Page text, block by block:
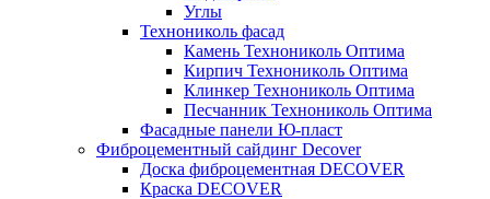
Углы
Технониколь фасад
Камень Технониколь Оптима
Кирпич Технониколь Оптима
Клинкер Технониколь Оптима
Песчанник Технониколь Оптима
Фасадные панели Ю-пласт
Фиброцементный сайдинг Decover
Доска фиброцементная DECOVER
Краска DECOVER